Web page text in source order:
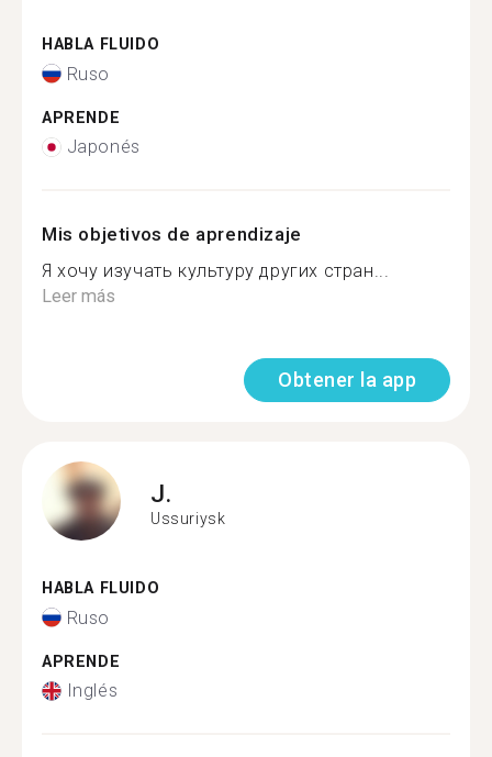
HABLA FLUIDO
Ruso
APRENDE
Japonés
Mis objetivos de aprendizaje
Я хочу изучать культуру других стран...
Leer más
Obtener la app
J.
Ussuriysk
HABLA FLUIDO
Ruso
APRENDE
Inglés